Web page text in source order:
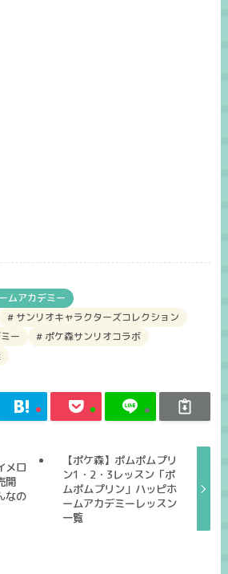
ムアカデミー
サンリオキャラクターズコレクション
ー
ポケ森サンリオコラボ
メロ
開
なの
【ポケ森】ポムポムプリ
ン1・2・3レッスン「ポ
ムポムプリン」ハッピホ
ームアカデミーレッスン
一覧